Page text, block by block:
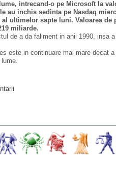
intrecand-o pe Microsoft la
au inchis sedinta pe Nasdaq
ultimelor sapte luni. Valoarea
miliarde.
de a da faliment in anii 1990, insa
este in continuare mai mare decat